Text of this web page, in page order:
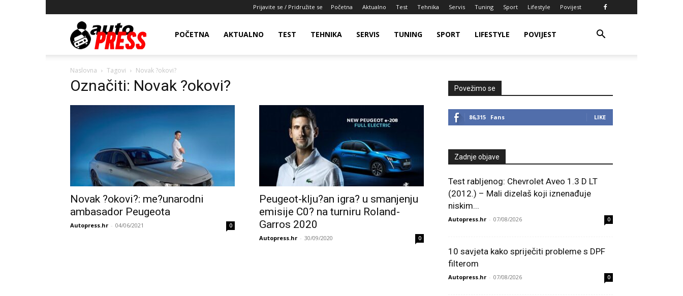
Prijavite se / Pridružite se Početna Aktualno Test Tehnika Servis Tuning Sport Lifestyle Povijest
AutopressHRPOČETNA AKTUALNO TEST TEHNIKA SERVIS TUNING SPORT LIFESTYLE POVIJEST
Naslovna Tagovi Novak ?okovi?
Označiti: Novak ?okovi?
Novak ?okovi?: me?unarodni
ambasador Peugeota
Autopress.hr - 04/06/2021 0
Peugeot-klju?an igra? u smanjenju
emisije C0? na turniru Roland-
Garros 2020
Autopress.hr - 30/09/2020 0
Povežimo se
86,315 Fans LIKE
Zadnje objave
Test rabljenog: Chevrolet Aveo 1.3 D LT
(2012.) – Mali dizelaš koji iznenađuje
niskim...
Autopress.hr - 07/08/2026 0
10 savjeta kako spriječiti probleme s DPF
filterom
Autopress.hr - 07/08/2026 0